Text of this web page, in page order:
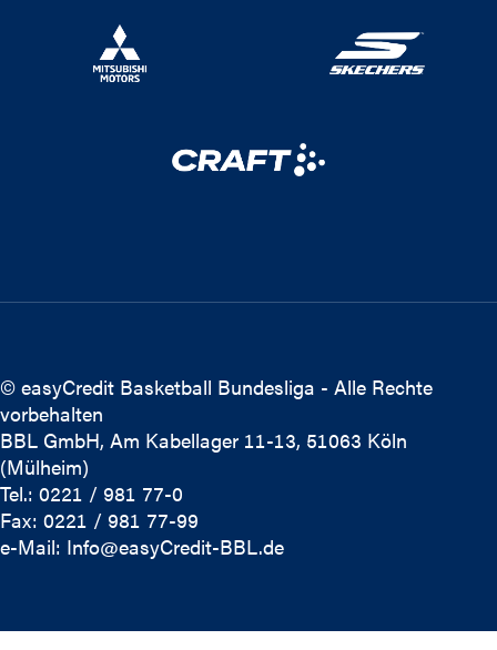
© easyCredit Basketball Bundesliga - Alle Rechte
vorbehalten
BBL GmbH, Am Kabellager 11-13, 51063 Köln
(Mülheim)
Tel.: 0221 / 981 77-0
Fax: 0221 / 981 77-99
e-Mail: Info@easyCredit-BBL.de